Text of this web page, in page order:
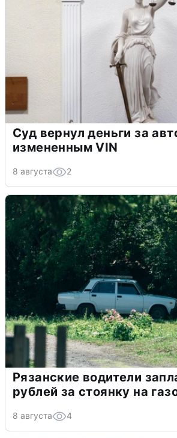
Суд вернул деньги за
измененным VIN
8 августа 2
Рязанские водители
рублей за стоянку на
8 августа 4